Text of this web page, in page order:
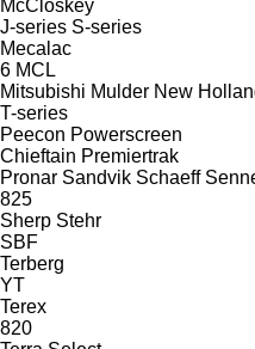
McCloskey
J-series S-series
Mecalac
6 MCL
Mitsubishi Mulder New
T-series
Peecon Powerscreen
Chieftain Premiertrak
Pronar Sandvik Schaeff
825
Sherp Stehr
SBF
Terberg
YT
Terex
820